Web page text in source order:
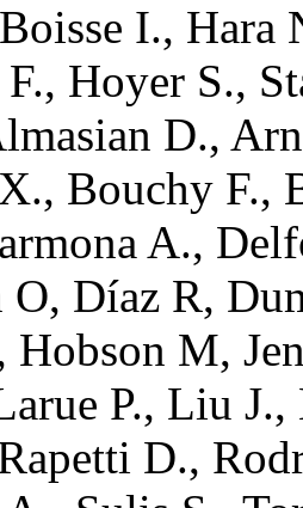
Boisse I., Hara
F., Hoyer S.,
D.,
X., Bouchy F.,
A.,
O, Díaz R,
Hobson M,
P., Liu J.,
D.,